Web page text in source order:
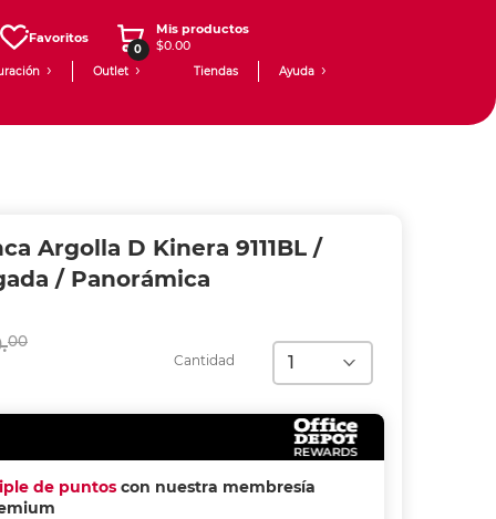
Favoritos
0
Mis productos
$0.00
Outlet Tiendas Ayuda
Argolla D Kinera 9111BL /
/ Panorámica
Cantidad
00
de puntos con nuestra membresía